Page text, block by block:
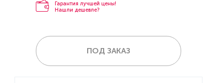
Гарантия лучшей цены!
Нашли дешевле?
ПОД ЗАКАЗ